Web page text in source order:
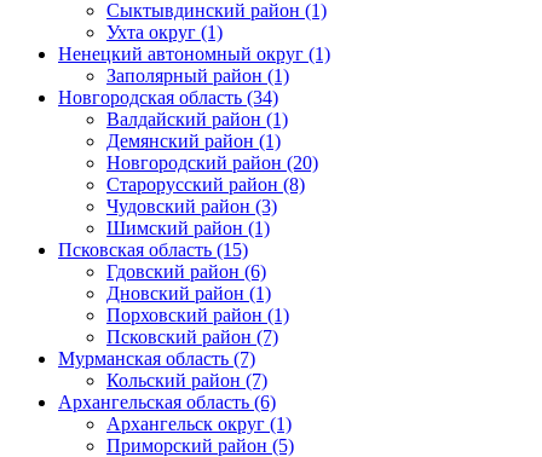
Сыктывдинский район (1)
Ухта округ (1)
Ненецкий автономный округ (1)
Заполярный район (1)
Новгородская область (34)
Валдайский район (1)
Демянский район (1)
Новгородский район (20)
Старорусский район (8)
Чудовский район (3)
Шимский район (1)
Псковская область (15)
Гдовский район (6)
Дновский район (1)
Порховский район (1)
Псковский район (7)
Мурманская область (7)
Кольский район (7)
Архангельская область (6)
Архангельск округ (1)
Приморский район (5)